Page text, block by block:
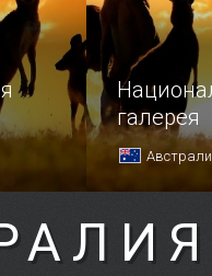
галерея